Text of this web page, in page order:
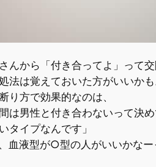
んから「付き合ってよ」って
法は覚えておいた方がいいかも
り方で効果的なのは、
は男性と付き合わないって決め
タイプなんです」
血液型が○型の人がいいかなー